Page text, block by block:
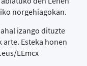
norgehiagokan.
izango dituzte
Esteka honen
LEmcx